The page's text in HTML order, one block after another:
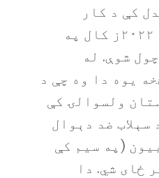
کې د کار
امتحاني پروژې د ۲۰۲۲ز کال په
شوې. له
یوه دا وه چې د
ولسوالۍ کې
د سېلاب ضد دېوال
۱۰۰۰۰ ګابيون (په سیم کې
ځای شي. دا